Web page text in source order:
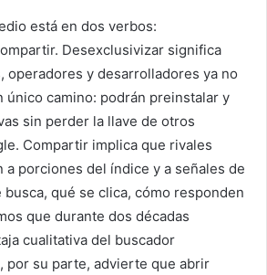
está en dos verbos:
Desexclusivizar significa
operadores y desarrolladores ya no
único camino: podrán preinstalar y
sin perder la llave de otros
Compartir implica que rivales
a porciones del índice y a señales de
qué se clica, cómo responden
que durante dos décadas
cualitativa del buscador
por su parte, advierte que abrir